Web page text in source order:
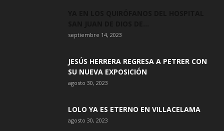
septiembre 14, 2023
JESÚS HERRERA REGRESA A PETRER CON
SU NUEVA EXPOSICIÓN
agosto 30, 2023
LOLO YA ES ETERNO EN VILLACELAMA
agosto 30, 2023